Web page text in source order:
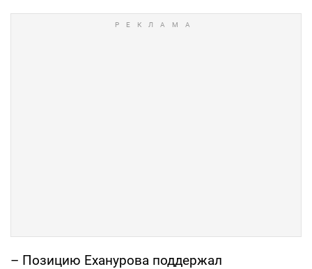
– Позицию Еханурова поддержал